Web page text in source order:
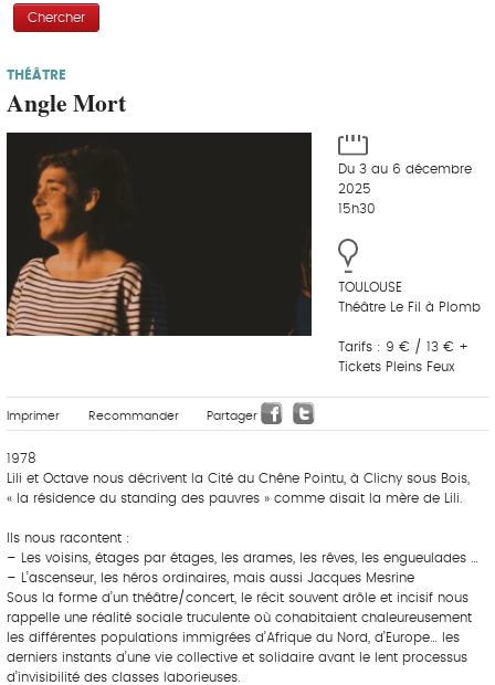
Chercher
THÉÂTRE
Angle Mort
Du 3 au 6 décembre
2025
15h30
TOULOUSE
Théâtre Le Fil à Plomb
Tarifs : 9 € / 13 € +
Tickets Pleins Feux
Imprimer Recommander Partager
1978
Lili et Octave nous décrivent la Cité du Chêne Pointu, à Clichy sous Bois,
« la résidence du standing des pauvres » comme disait la mère de Lili.
Ils nous racontent :
– Les voisins, étages par étages, les drames, les rêves, les engueulades …
– L’ascenseur, les héros ordinaires, mais aussi Jacques Mesrine
Sous la forme d’un théâtre/concert, le récit souvent drôle et incisif nous
rappelle une réalité sociale truculente où cohabitaient chaleureusement
les différentes populations immigrées d’Afrique du Nord, d’Europe… les
derniers instants d’une vie collective et solidaire avant le lent processus
d’invisibilité des classes laborieuses.